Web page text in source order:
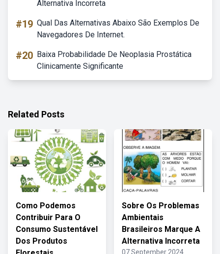
Alternativa Incorreta
#19 Qual Das Alternativas Abaixo São Exemplos De
Navegadores De Internet.
#20 Baixa Probabilidade De Neoplasia Prostática
Clinicamente Significante
Related Posts
Como Podemos
Contribuir Para O
Consumo Sustentável
Dos Produtos
Sobre Os Problemas
Ambientais
Brasileiros Marque A
Alternativa Incorreta
07 September 2024